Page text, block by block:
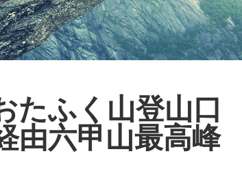
ふく山登山口
由六甲山最高峰